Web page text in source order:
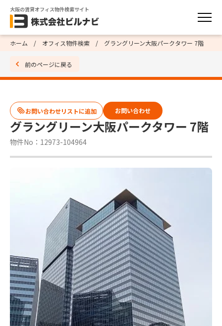
大阪の賃貸オフィス物件検索サイト
ホーム オフィス物件検索 グラングリーン大阪パークタワー 7階
前のページに戻る
グラングリーン大阪パークタワー 7階
物件No：12973-104964
お問い合わせ